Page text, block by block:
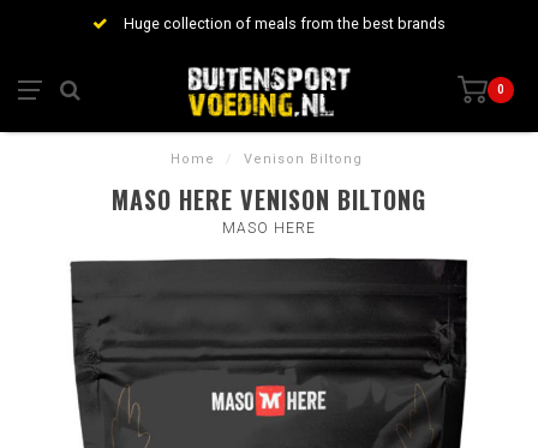
Huge collection of meals from the best brands
0
Home / Venison Biltong
MASO HERE VENISON BILTONG
MASO HERE